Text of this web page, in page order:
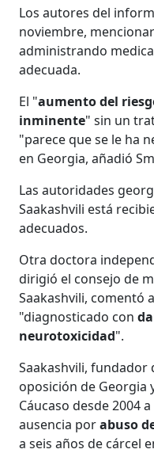
Los autores del
noviembre,
administrando
adecuada.
El "aumento del
inminente" sin un
"parece que se le ha
en Georgia, añadió
Las autoridades
Saakashvili está
adecuados.
Otra doctora
dirigió el consejo de
Saakashvili, comentó
"diagnosticado con
neurotoxicidad".
Saakashvili, fundador
oposición de Georgia
Cáucaso desde 2004
ausencia porabuso
a seis años de cárcel